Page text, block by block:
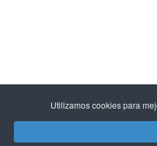
Utilizamos cookies para